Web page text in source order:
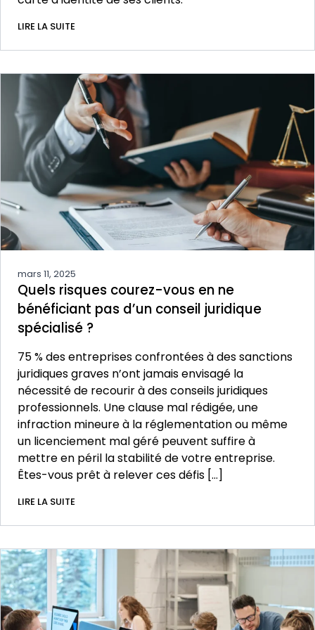
LIRE LA SUITE
mars 11, 2025
Quels risques courez-vous en ne
bénéficiant pas d’un conseil juridique
spécialisé ?
75 % des entreprises confrontées à des sanctions
juridiques graves n’ont jamais envisagé la
nécessité de recourir à des conseils juridiques
professionnels. Une clause mal rédigée, une
infraction mineure à la réglementation ou même
un licenciement mal géré peuvent suffire à
mettre en péril la stabilité de votre entreprise.
Êtes-vous prêt à relever ces défis […]
LIRE LA SUITE